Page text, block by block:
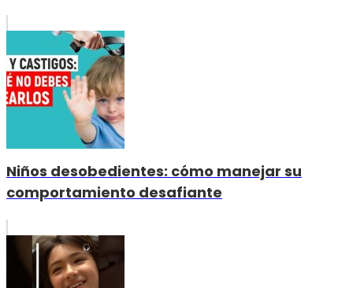
Niños desobedientes: cómo manejar su
comportamiento desafiante